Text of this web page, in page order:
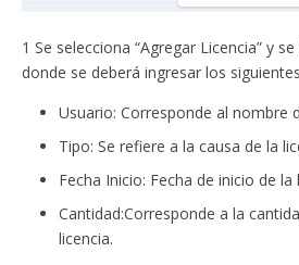
1 Se selecciona “Agregar Licencia” y
donde se deberá ingresar los
Usuario: Corresponde al nombre
Tipo: Se refiere a la causa de la
Fecha Inicio: Fecha de inicio de la
Cantidad:Corresponde a la
licencia.